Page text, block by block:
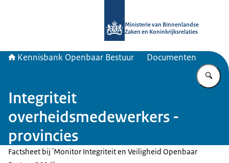
Ministerie van Binnenlandse
Zaken en Koninkrijksrelaties
Kennisbank Openbaar Bestuur Documenten
Integriteit
overheidsmedewerkers -
provincies
Factsheet bij 'Monitor Integriteit en Veiligheid Openbaar